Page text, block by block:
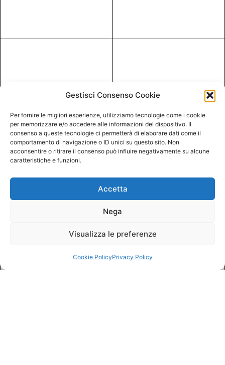
Gestisci Consenso Cookie
Per fornire le migliori esperienze, utilizziamo tecnologie come i cookie
per memorizzare e/o accedere alle informazioni del dispositivo. Il
consenso a queste tecnologie ci permetterà di elaborare dati come il
comportamento di navigazione o ID unici su questo sito. Non
acconsentire o ritirare il consenso può influire negativamente su alcune
caratteristiche e funzioni.
Accetta
Nega
Visualizza le preferenze
Cookie PolicyPrivacy Policy